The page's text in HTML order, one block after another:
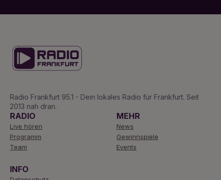
Radio Frankfurt 95.1 - Dein lokales Radio für Frankfurt. Seit
2013 nah dran.
RADIO
Live hören
Programm
Team
MEHR
News
Gewinnspiele
Events
INFO